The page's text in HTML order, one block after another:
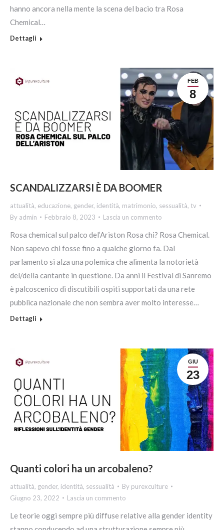
hanno ancora nella mente la scena del bacio tra Rosa
Chemical…
Dettagli
FEB
8
SCANDALIZZARSI È DA BOOMER
attualità, educazione, gender, identità, matrimonio, sessualità, tv
By admin Febbraio 8, 2023 Lascia un commento
Rosa chemical sul palco del’Ariston Rosa chi? Rosa Chemical.
Non sapevo chi fosse fino a qualche giorno fa. Dal
parlamento si alza una polemica che alimenta la notorietà
del/della cantante in questione. Da anni il Festival di Sanremo
è palcoscenico di discutibili ospiti supportati da una rete
pubblica nazionale che non sembra aver molto interesse…
Dettagli
GIU
23
Quanti colori ha un arcobaleno?
attualità, gender, identità, sessualità By purexculture
Giugno 23, 2022
Lascia un commento
Le teorie oggi sempre più diffuse relative alla gender identity